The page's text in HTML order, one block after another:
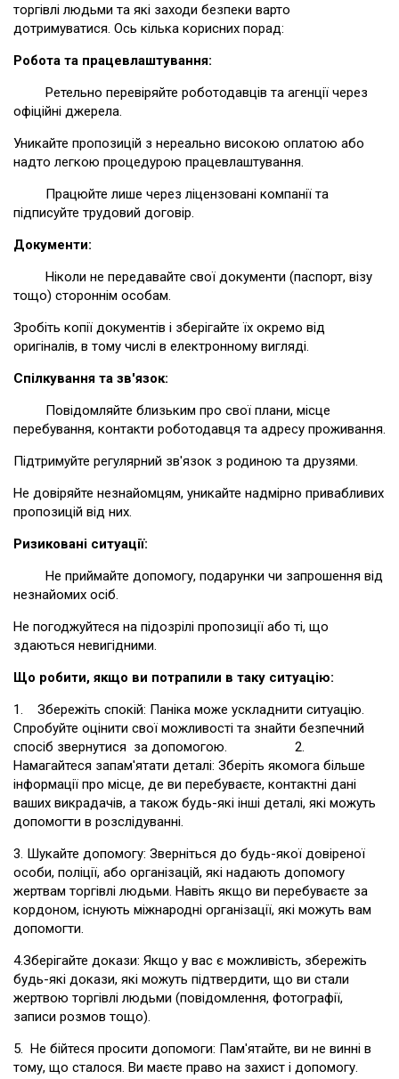
торгівлі людьми та які заходи безпеки варто
дотримуватися. Ось кілька корисних порад:
Робота та працевлаштування:
Ретельно перевіряйте роботодавців та агенції через
офіційні джерела.
Уникайте пропозицій з нереально високою оплатою або
надто легкою процедурою працевлаштування.
Працюйте лише через ліцензовані компанії та
підписуйте трудовий договір.
Документи:
Ніколи не передавайте свої документи (паспорт, візу
тощо) стороннім особам.
Зробіть копії документів і зберігайте їх окремо від
оригіналів, в тому числі в електронному вигляді.
Спілкування та зв'язок:
Повідомляйте близьким про свої плани, місце
перебування, контакти роботодавця та адресу проживання.
Підтримуйте регулярний зв'язок з родиною та друзями.
Не довіряйте незнайомцям, уникайте надмірно привабливих
пропозицій від них.
Ризиковані ситуації:
Не приймайте допомогу, подарунки чи запрошення від
незнайомих осіб.
Не погоджуйтеся на підозрілі пропозиції або ті, що
здаються невигідними.
Що робити, якщо ви потрапили в таку ситуацію:
1. Збережіть спокій: Паніка може ускладнити ситуацію.
Спробуйте оцінити свої можливості та знайти безпечний
спосіб звернутися за допомогою. 2.
Намагайтеся запам'ятати деталі: Зберіть якомога більше
інформації про місце, де ви перебуваєте, контактні дані
ваших викрадачів, а також будь-які інші деталі, які можуть
допомогти в розслідуванні.
3. Шукайте допомогу: Зверніться до будь-якої довіреної
особи, поліції, або організацій, які надають допомогу
жертвам торгівлі людьми. Навіть якщо ви перебуваєте за
кордоном, існують міжнародні організації, які можуть вам
допомогти.
4.Зберігайте докази: Якщо у вас є можливість, збережіть
будь-які докази, які можуть підтвердити, що ви стали
жертвою торгівлі людьми (повідомлення, фотографії,
записи розмов тощо).
5. Не бійтеся просити допомоги: Пам'ятайте, ви не винні в
тому, що сталося. Ви маєте право на захист і допомогу.